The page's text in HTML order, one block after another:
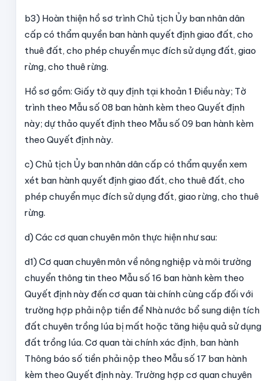
b3) Hoàn thiện hồ sơ trình Chủ tịch Ủy ban nhân dân
cấp có thẩm quyền ban hành quyết định giao đất, cho
thuê đất, cho phép chuyển mục đích sử dụng đất, giao
rừng, cho thuê rừng.
Hồ sơ gồm: Giấy tờ quy định tại khoản 1 Điều này; Tờ
trình theo Mẫu số 08 ban hành kèm theo Quyết định
này; dự thảo quyết định theo Mẫu số 09 ban hành kèm
theo Quyết định này.
c) Chủ tịch Ủy ban nhân dân cấp có thẩm quyền xem
xét ban hành quyết định giao đất, cho thuê đất, cho
phép chuyển mục đích sử dụng đất, giao rừng, cho thuê
rừng.
d) Các cơ quan chuyên môn thực hiện như sau:
d1) Cơ quan chuyên môn về nông nghiệp và môi trường
chuyển thông tin theo Mẫu số 16 ban hành kèm theo
Quyết định này đến cơ quan tài chính cùng cấp đối với
trường hợp phải nộp tiền để Nhà nước bổ sung diện tích
đất chuyên trồng lúa bị mất hoặc tăng hiệu quả sử dụng
đất trồng lúa. Cơ quan tài chính xác định, ban hành
Thông báo số tiền phải nộp theo Mẫu số 17 ban hành
kèm theo Quyết định này. Trường hợp cơ quan chuyên